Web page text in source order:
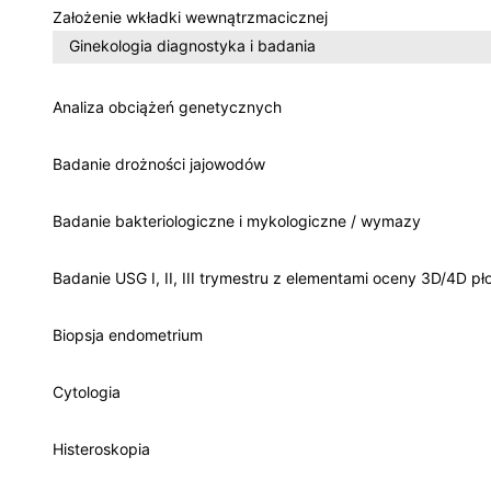
Założenie wkładki wewnątrzmacicznej
Ginekologia diagnostyka i badania
Analiza obciążeń genetycznych
Badanie drożności jajowodów
Badanie bakteriologiczne i mykologiczne / wymazy
Badanie USG I, II, III trymestru z elementami oceny 3D/4D
Biopsja endometrium
Cytologia
Histeroskopia